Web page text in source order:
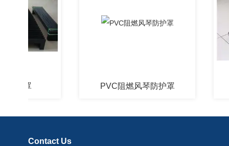
PVC阻燃风琴防护罩
Contact Us